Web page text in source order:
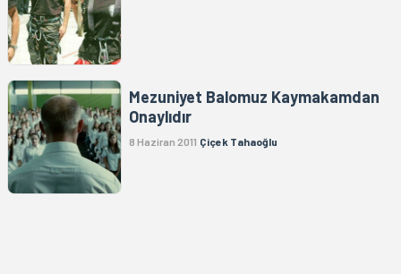
Mezuniyet Balomuz Kaymakamdan
Onaylıdır
8 Haziran 2011 Çiçek Tahaoğlu